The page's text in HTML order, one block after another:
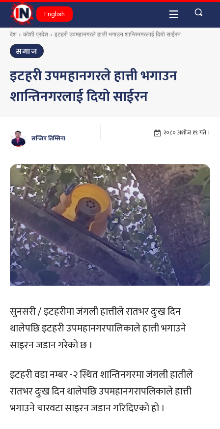
English
देश कोशी प्रदेश इटहरी उपमहानगरले हात्ती भगाउन शान्तिनगरलाई दियो साईरन
समाज
इटहरी उपमहानगरले हात्ती भगाउन
शान्तिनगरलाई दियो साईरन
सन्जिप तिम्सिना
२०८० अशोज १९ गते ।
सुनसरी / इटहरीमा जंगली हात्तीले रातभर दुःख दिन
थालेपछि इटहरी उपमहानगरपालिकाले हात्ती भगाउने
साइरन जडान गरेको छ ।
इटहरी वडा नम्बर -२ स्थित शान्तिनगरमा जंगली हातीले
रातभर दुःख दिन थालेपछि उपमहानगरापलिकाले हात्ती
भगाउने चारवटा साइरन जडान गरिदिएको हो ।